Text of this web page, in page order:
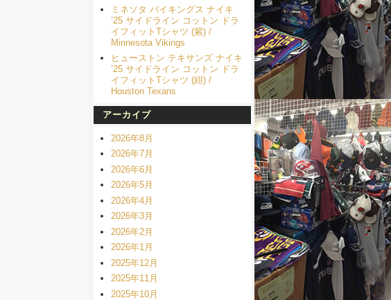
ミネソタ バイキングス ナイキ
’25 サイドライン コットン ドラ
イフィットTシャツ (紫) /
Minnesota Vikings
ヒューストン テキサンズ ナイキ
’25 サイドライン コットン ドラ
イフィットTシャツ (紺) /
Houston Texans
アーカイブ
2026年8月
2026年7月
2026年6月
2026年5月
2026年4月
2026年3月
2026年2月
2026年1月
2025年12月
2025年11月
2025年10月